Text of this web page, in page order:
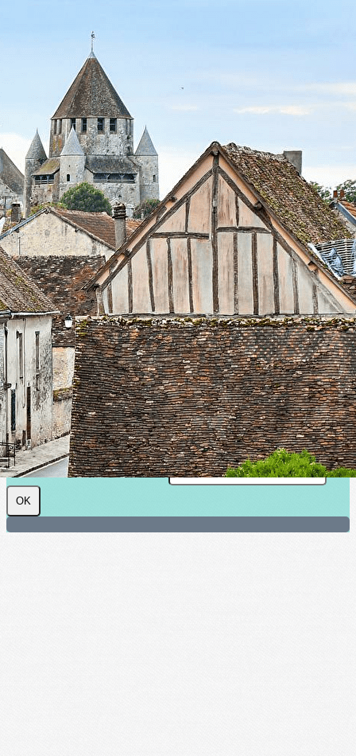
Exporter toutes les colonnes
Exporter uniquement les colonnes affichées
Actualités
Présentation
Monuments
Missions de la société
Droits des sociétaires
Dons & Legs à la SHAAP
Actualités (archives)
?>
Images de la page d'accueil
Cliquez pour éditer
Texte, bouton et/ou inscription à la newsletter
Cliquez pour éditer
SHAAP : Société d'histoire et
d'archéologie de l'arrondissement de
Provins
Je m'abonne à la newsletter
OK